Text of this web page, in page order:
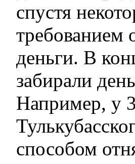
спустя
требованием
деньги. В
забирали
Например, у
способом